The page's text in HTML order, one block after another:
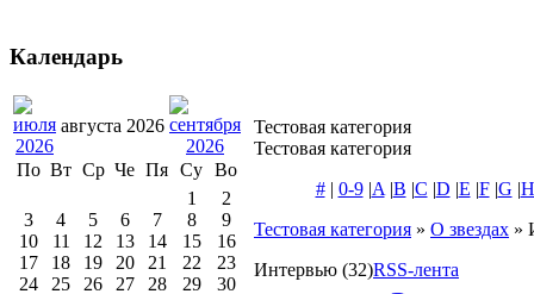
Тестовая категория
Тестовая категория
#| 0-9|A |B |C |D |E |F|G |H
Тестовая категория » О звездах »
Интервью (32)RSS-лента
Календарь
августа 2026
По Вт Ср Че Пя Су Во
1
2
3
4 5 6 7 8
9
10
11 12 13 14 15
16
17
18 19 20 21 22
23
24
25 26 27 28 29
30